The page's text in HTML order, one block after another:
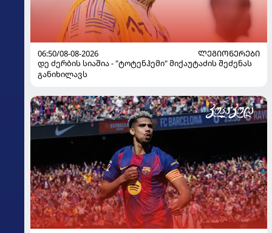
06:50/08-08-2026
ᲚᲔᲒᲘᲝᲜᲔᲠᲔᲑᲘ
დე ძერბის სიაშია - "ტოტენჰემი" მიქაუტაძის შეძენას
განიხილავს